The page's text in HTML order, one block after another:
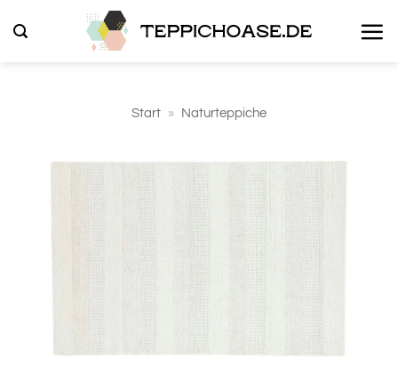
Inhalt
Start » Naturteppiche